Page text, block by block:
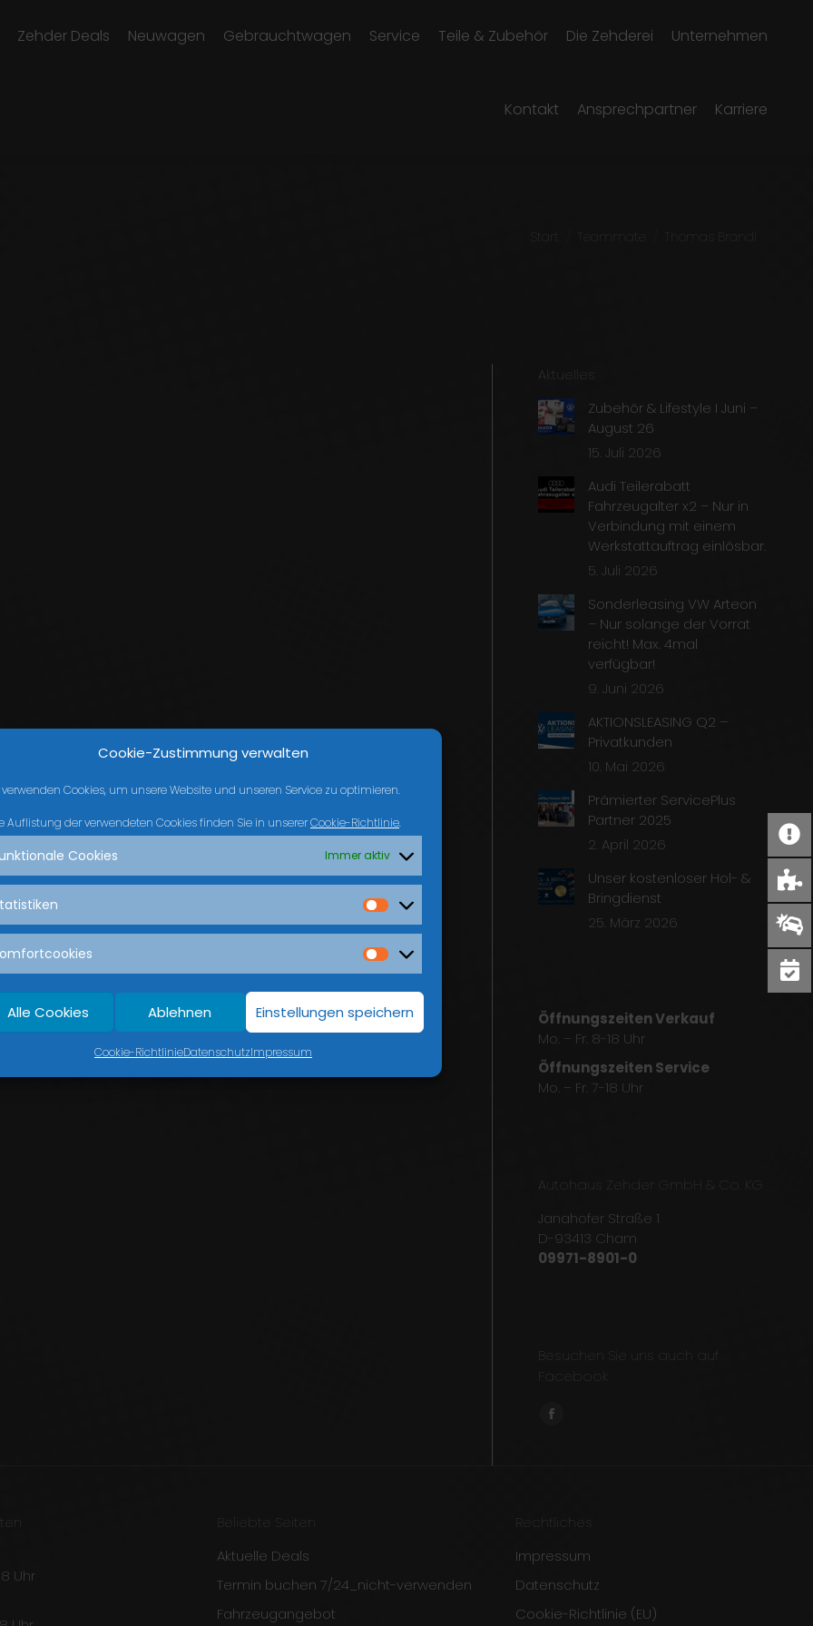
Cookie-Zustimmung verwalten
verwenden Cookies, um unsere Website und unseren Service zu optimieren.
Auflistung der verwendeten Cookies finden Sie in unsererCookie-Richtlinie.
Cookies Immer aktiv
Alle Cookies Ablehnen Einstellungen speichern
Cookie-RichtlinieDatenschutzImpressum
Zehder Deals Neuwagen Gebrauchtwagen Service Teile & Zubehör Die Zehderei Unternehmen
Kontakt Ansprechpartner Karriere
Sie befinden sich hier:
Teammate Thomas Brandl
Aktuelles
Zubehör & Lifestyle I Juni –
August 26
15. Juli 2026
Audi Teilerabatt
Fahrzeugalter x2 – Nur in
Verbindung mit einem
Werkstattauftrag einlösbar.
5. Juli 2026
Sonderleasing VW Arteon
– Nur solange der Vorrat
reicht! Max. 4mal
verfügbar!
9. Juni 2026
AKTIONSLEASING Q2 –
Privatkunden
10. Mai 2026
Prämierter ServicePlus
Partner 2025
2. April 2026
Unser kostenloser Hol- &
Bringdienst
25. März 2026
Öffnungszeiten Verkauf
Mo. – Fr. 8-18 Uhr
Öffnungszeiten Service
Mo. – Fr. 7-18 Uhr
Autohaus Zehder GmbH & Co. KG
Janahofer Straße 1
D-93413 Cham
09971-8901-0
Besuchen Sie uns auch auf
Facebook
Finden Sie uns auf:
Facebook
new
Uhr
Beliebte Seiten
Aktuelle Deals
Termin buchen 7/24_nicht-verwenden
Fahrzeugangebot
Rechtliches
Impressum
Datenschutz
Cookie-Richtlinie (EU)